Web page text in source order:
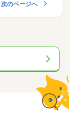
次のページへ